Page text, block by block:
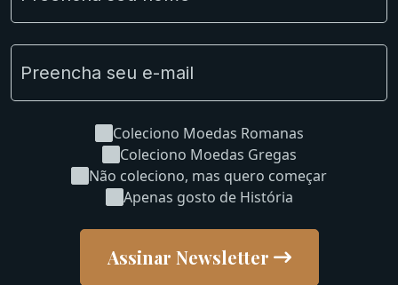
Coleciono Moedas Romanas
Coleciono Moedas Gregas
Não coleciono, mas quero começar
Apenas gosto de História
Assinar Newsletter